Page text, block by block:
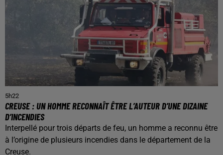
5h22
CREUSE : UN HOMME RECONNAÎT ÊTRE L’AUTEUR D’UNE DIZAINE
D’INCENDIES
Interpellé pour trois départs de feu, un homme a reconnu être
à l’origine de plusieurs incendies dans le département de la
Creuse.